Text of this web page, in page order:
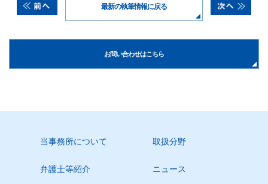
最新の執筆情報に戻る
お問い合わせはこちら
当事務所について 取扱分野
弁護士等紹介 ニュース